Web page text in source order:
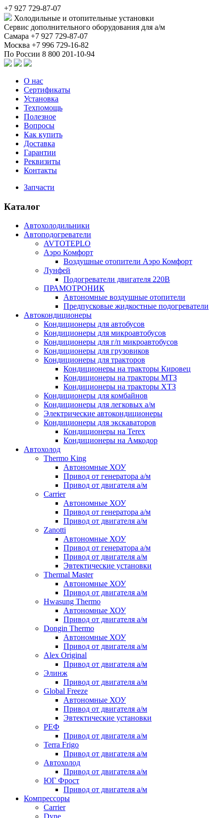
+7 927 729-87-07
Холодильные и отопительные установки
Сервис дополнительного оборудования для а/м
Самара +7 927 729-87-07
Москва +7 996 729-16-82
По России 8 800 201-10-94
О нас
Сертификаты
Установка
Техпомощь
Полезное
Вопросы
Как купить
Доставка
Гарантии
Реквизиты
Контакты
Запчасти
Каталог
Автохолодильники
Автоподогреватели
AVTOTEPLO
Аэро Комфорт
Воздушные отопители Аэро Комфорт
Лунфей
Подогреватели двигателя 220В
ПРАМОТРОНИК
Автономные воздушные отопители
Предпусковые жидкостные подогреватели
Автокондиционеры
Кондиционеры для автобусов
Кондиционеры для микроавтобусов
Кондиционеры для г/п микроавтобусов
Кондиционеры для грузовиков
Кондиционеры для тракторов
Кондиционеры на тракторы Кировец
Кондиционеры на тракторы МТЗ
Кондиционеры на тракторы ХТЗ
Кондиционеры для комбайнов
Кондиционеры для легковых а/м
Электрические автокондиционеры
Кондиционеры для экскаваторов
Кондиционеры на Terex
Кондиционеры на Амкодор
Автохолод
Thermo King
Автономные ХОУ
Привод от генератора а/м
Привод от двигателя а/м
Carrier
Автономные ХОУ
Привод от генератора а/м
Привод от двигателя а/м
Zanotti
Автономные ХОУ
Привод от генератора а/м
Привод от двигателя а/м
Эвтектические установки
Thermal Master
Автономные ХОУ
Привод от двигателя а/м
Hwasung Thermo
Автономные ХОУ
Привод от двигателя а/м
Dongin Thermo
Автономные ХОУ
Привод от двигателя а/м
Alex Original
Привод от двигателя а/м
Элинж
Привод от двигателя а/м
Global Freeze
Автономные ХОУ
Привод от двигателя а/м
Эвтектические установки
РЕФ
Привод от двигателя а/м
Terra Frigo
Привод от двигателя а/м
Автохолод
Привод от двигателя а/м
ЮГ Фрост
Привод от двигателя а/м
Компрессоры
Carrier